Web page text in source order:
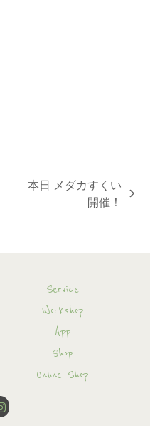
本日 メダカすくい
開催！
Service
Workshop
App
Shop
Online Shop